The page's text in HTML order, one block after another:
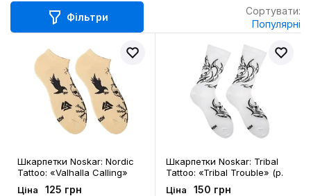
Фільтри
Сортувати:
Популярні
Шкарпетки Noskar: Nordic
Tattoo: «Valhalla Calling»
(короткі) (р. 41-46), (91671)
Ціна 125 грн
Шкарпетки Noskar: Tribal
Tattoo: «Tribal Trouble» (р.
36-40), (91646)
Ціна 150 грн